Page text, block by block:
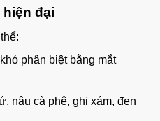
hiện đại
phân biệt bằng mắt
nâu cà phê, ghi xám, đen